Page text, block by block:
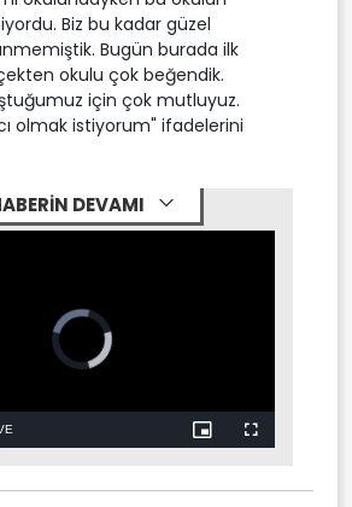
Biz bu kadar güzel
Bugün burada ilk
okulu çok beğendik.
için çok mutluyuz.
olmak istiyorum" ifadelerini
DEVAMI
Picture-
in-
Fullscreen